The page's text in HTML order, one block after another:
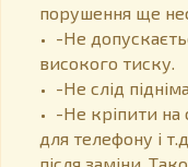
порушення ще
-Не
високого тиску.
-Не слід
-Не кріпити на
для телефону і